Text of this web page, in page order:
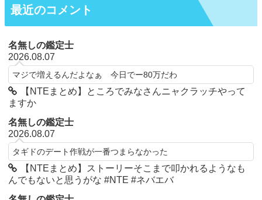
最近のコメント
名無しの鑑定士
2026.08.07
マジで増えるんだよなぁ 今日でー80万だわ
【NTEまとめ】ところでみなさんニャクラッチやって
ますか
名無しの鑑定士
2026.08.07
タギドのデート作戦が一番つまらなかった
【NTEまとめ】ストーリーそこまで叩かれるようなも
んでもないと思うがな #NTE #ネバエバ